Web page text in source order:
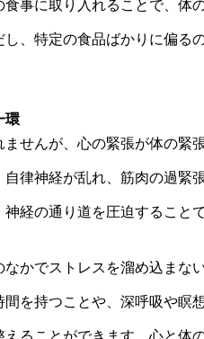
食事に取り入れることで、
、特定の食品ばかりに偏る
環
せんが、心の緊張が体の緊
律神経が乱れ、筋肉の過緊
経の通り道を圧迫すること
かでストレスを溜め込まな
を持つことや、深呼吸や瞑
えることができます。心と